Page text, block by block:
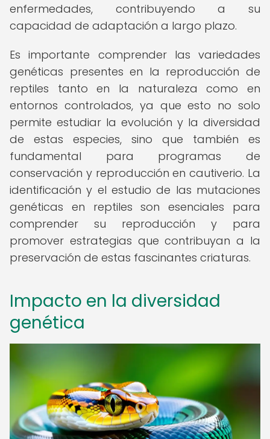
enfermedades, contribuyendo a su
capacidad de adaptación a largo plazo.
Es importante comprender las variedades
genéticas presentes en la reproducción de
reptiles tanto en la naturaleza como en
entornos controlados, ya que esto no solo
permite estudiar la evolución y la diversidad
de estas especies, sino que también es
fundamental para programas de
conservación y reproducción en cautiverio. La
identificación y el estudio de las mutaciones
genéticas en reptiles son esenciales para
comprender su reproducción y para
promover estrategias que contribuyan a la
preservación de estas fascinantes criaturas.
Impacto en la diversidad
genética